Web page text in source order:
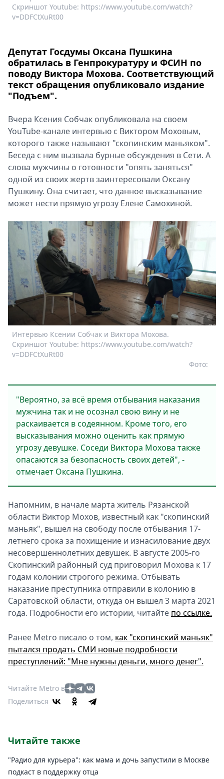
Скриншот Youtube: https://www.youtube.com/watch?
v=DDFCtXuRt00
Депутат Госдумы Оксана Пушкина
обратилась в Генпрокуратуру и ФСИН по
поводу Виктора Мохова. Соответствующий
текст обращения опубликовало издание
"Подъем".
Вчера Ксения Собчак опубликовала на своем
YouTube-канале интервью с Виктором Моховым,
которого также называют "скопинским маньяком".
Беседа с ним вызвала бурные обсуждения в Сети. А
слова мужчины о готовности "опять заняться"
одной из своих жертв заинтересовали Оксану
Пушкину. Она считает, что данное высказывание
может нести прямую угрозу Елене Самохиной.
Интервью Ксении Собчак и Виктора Мохова.
Скриншот Youtube: https://www.youtube.com/watch?
v=DDFCtXuRt00
Фото:
"Вероятно, за всё время отбывания наказания
мужчина так и не осознал свою вину и не
раскаивается в содеянном. Кроме того, его
высказывания можно оценить как прямую
угрозу девушке. Соседи Виктора Мохова также
опасаются за безопасность своих детей", -
отмечает Оксана Пушкина.
Напомним, в начале марта житель Рязанской
области Виктор Мохов, известный как "скопинский
маньяк", вышел на свободу после отбывания 17-
летнего срока за похищение и изнасилование двух
несовершеннолетних девушек. В августе 2005-го
Скопинский районный суд приговорил Мохова к 17
годам колонии строгого режима. Отбывать
наказание преступника отправили в колонию в
Саратовской области, откуда он вышел 3 марта 2021
года. Подробности его истории, читайте по ссылке.
Ранее Metro писало о том, как "скопинский маньяк"
пытался продать СМИ новые подробности
преступлений: "Мне нужны деньги, много денег".
Читайте Metro в
Поделиться
Читайте также
"Радио для курьера": как мама и дочь запустили в Москве
подкаст в поддержку отца